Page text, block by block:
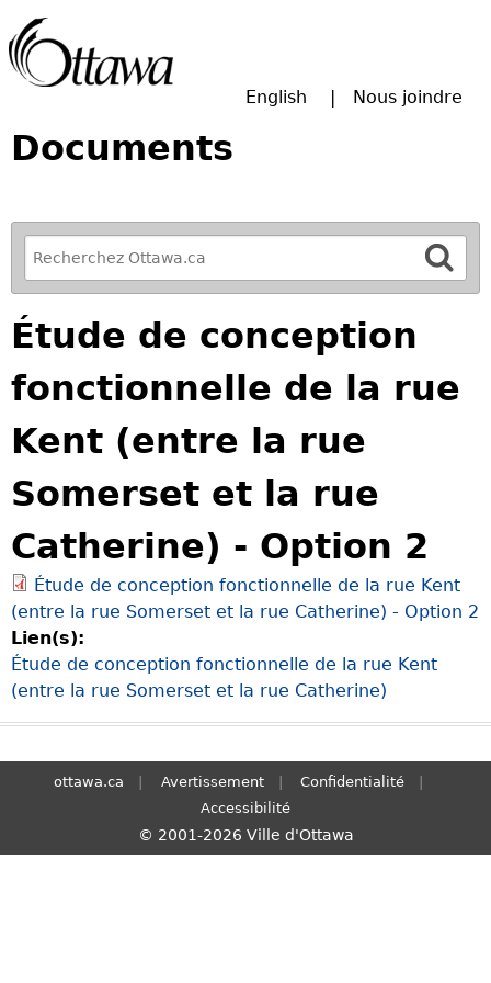
English Nous joindre
Documents
R
e
f
i
n
e
y
o
u
r
S
e
a
r
c
h
Étude de conception
fonctionnelle de la rue
Kent (entre la rue
Somerset et la rue
Catherine) - Option 2
Étude de conception fonctionnelle de la rue Kent
(entre la rue Somerset et la rue Catherine) - Option 2
Lien(s):
Étude de conception fonctionnelle de la rue Kent
(entre la rue Somerset et la rue Catherine)
ottawa.ca Avertissement
Confidentialité
Accessibilité
© 2001-2026 Ville d'Ottawa